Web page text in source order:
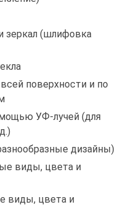
зеркал (шлифовка
поверхности и по
УФ-лучей (для
дизайны)
виды, цвета и
виды, цвета и